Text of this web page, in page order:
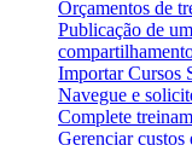
Orçamentos de
Publicação de
Importar Cursos
Navegue e
Complete
Gerenciar custos